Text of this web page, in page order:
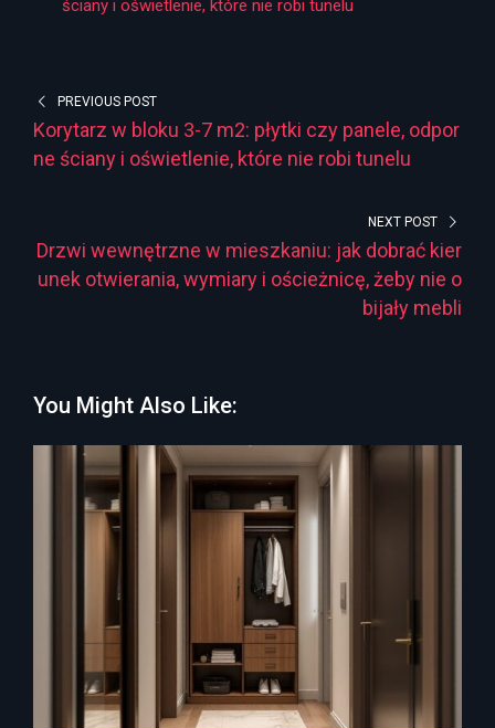
ściany i oświetlenie, które nie robi tunelu
PREVIOUS POST
Korytarz w bloku 3-7 m2: płytki czy panele, odpor
ne ściany i oświetlenie, które nie robi tunelu
NEXT POST
Drzwi wewnętrzne w mieszkaniu: jak dobrać kier
unek otwierania, wymiary i ościeżnicę, żeby nie o
bijały mebli
You Might Also Like: